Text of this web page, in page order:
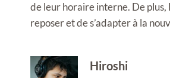
de leur horaire interne. De
reposer et de s’adapter à la
Hiroshi